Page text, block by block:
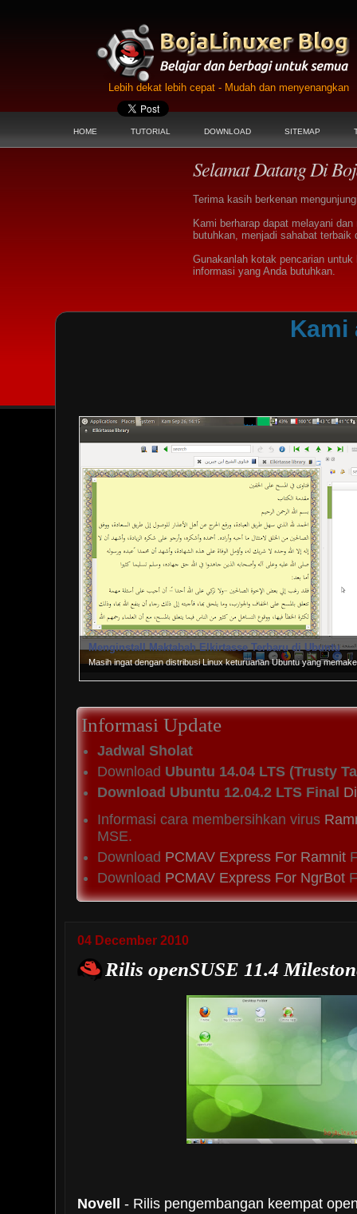
Lebih dekat lebih cepat - Mudah dan menyenangkan
HOME TUTORIAL DOWNLOAD SITEMAP
Selamat Datang Di
Terima kasih berkenan
Kami berharap dapat melayani
butuhkan, menjadi sahabat
Gunakanlah kotak pencarian
informasi yang Anda butuhkan.
Kami
Menginstall Maktabah Elkirtasse Terbaru di Ubuntu
Masih ingat dengan distribusi Linux keturuanan Ubuntu yang
Informasi Update
Jadwal Sholat
Download Ubuntu 14.04 LTS (Trusty
Download Ubuntu 12.04.2 LTS Final
Informasi cara membersihkan virus
MSE.
Download PCMAV Express For Ramnit
Download PCMAV Express For NgrBot
04 December 2010
Rilis openSUSE 11.4
Novell
- Rilis pengembangan keempat